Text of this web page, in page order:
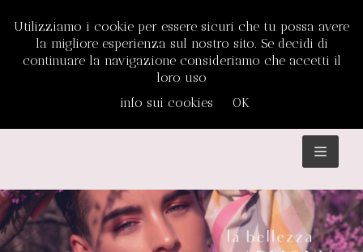
Utilizziamo i cookie per essere sicuri che tu possa avere
la migliore esperienza sul nostro sito. Se decidi di
continuare la navigazione consideriamo che accetti il
loro uso
info sui cookies
OK